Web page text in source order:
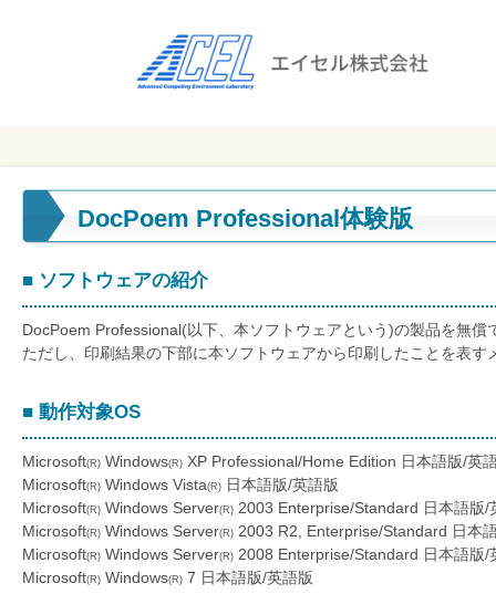
株式会社
ス
率
と
ス
削
減
を
支
DocPoem Professional体験版
■ ソフトウェアの紹介
DocPoem Professional(以下、本ソフトウェアという)の製品を無償
ただし、印刷結果の下部に本ソフトウェアから印刷したことを表す
■ 動作対象OS
Microsoft(R) Windows(R) XP Professional/Home Edition 日本語版/英
Microsoft(R) Windows Vista(R) 日本語版/英語版
Microsoft(R) Windows Server(R) 2003 Enterprise/Standard 日本語版/
Microsoft(R) Windows Server(R) 2003 R2, Enterprise/Standard 日本
Microsoft(R) Windows Server(R) 2008 Enterprise/Standard 日本語版/
Microsoft(R) Windows(R) 7 日本語版/英語版
セ
株
式
会
社